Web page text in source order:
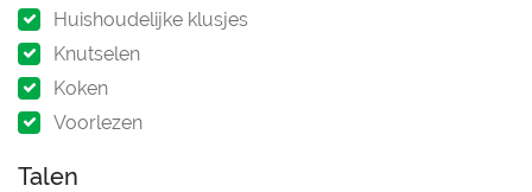
Huishoudelijke klusjes
Knutselen
Koken
Voorlezen
Talen